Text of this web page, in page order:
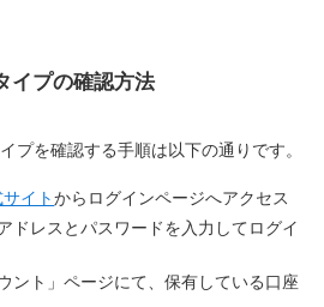
イプの確認方法
プを確認する手順は以下の通りです。
サイトからログインページへアクセス
ドレスとパスワードを入力してログイ
ント」ページにて、保有している口座